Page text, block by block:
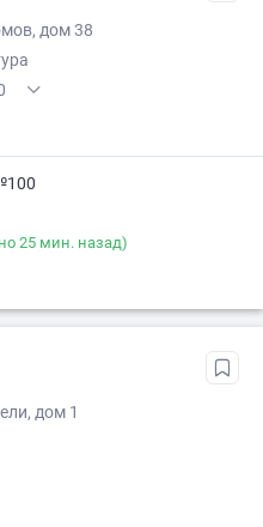
дом 38
25 мин. назад)
дом 1